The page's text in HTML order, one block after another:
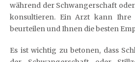
während der Schwangerschaft
konsultieren. Ein Arzt kann Ihre
beurteilen und Ihnen die besten
Es ist wichtig zu betonen, dass